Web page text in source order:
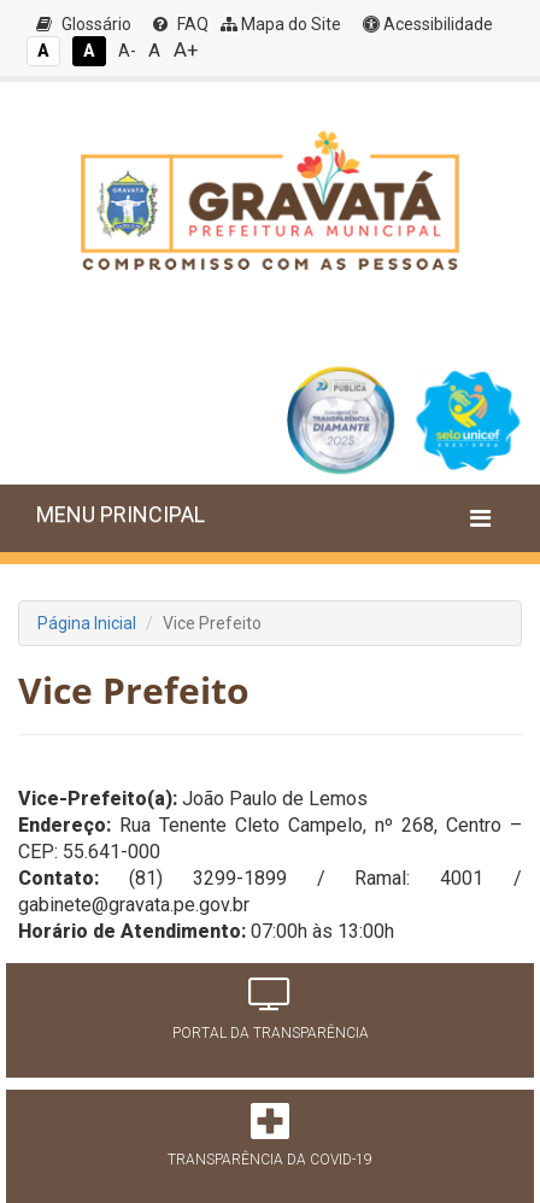
Glossário FAQ Mapa do Site
Acessibilidade
A
A A- A A+
MENU PRINCIPAL
Página Inicial Vice Prefeito
Vice Prefeito
Vice-Prefeito(a): João Paulo de Lemos
Endereço: Rua Tenente Cleto Campelo, nº 268, Centro –
CEP: 55.641-000
Contato: (81) 3299-1899 / Ramal: 4001 /
gabinete@gravata.pe.gov.br
Horário de Atendimento: 07:00h às 13:00h
PORTAL DA TRANSPARÊNCIA
TRANSPARÊNCIA DA COVID-19